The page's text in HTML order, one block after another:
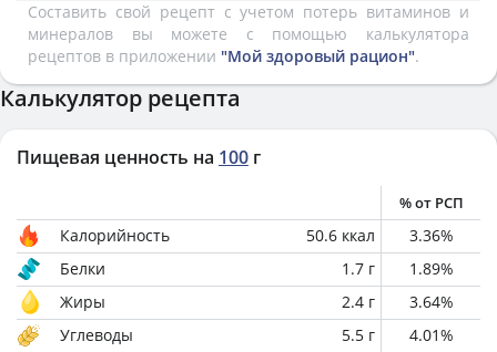
Составить свой рецепт с учетом потерь витаминов и
минералов вы можете с помощью калькулятора
рецептов в приложении "Мой здоровый рацион".
Калькулятор рецепта
Пищевая ценность на 100 г
% от РСП
Калорийность 50.6 ккал 3.36%
Белки
1.7 г 1.89%
Жиры
2.4 г 3.64%
Углеводы
5.5 г 4.01%